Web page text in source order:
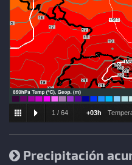
1 / 64 +03h
Precipitación